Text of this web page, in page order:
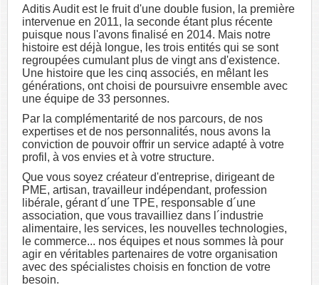
Aditis Audit est le fruit d'une double fusion, la première
intervenue en 2011, la seconde étant plus récente
puisque nous l'avons finalisé en 2014. Mais notre
histoire est déjà longue, les trois entités qui se sont
regroupées cumulant plus de vingt ans d'existence.
Une histoire que les cinq associés, en mêlant les
générations, ont choisi de poursuivre ensemble avec
une équipe de 33 personnes.
Par la complémentarité de nos parcours, de nos
expertises et de nos personnalités, nous avons la
conviction de pouvoir offrir un service adapté à votre
profil, à vos envies et à votre structure.
Que vous soyez créateur d'entreprise, dirigeant de
PME, artisan, travailleur indépendant, profession
libérale, gérant d´une TPE, responsable d´une
association, que vous travailliez dans l´industrie
alimentaire, les services, les nouvelles technologies,
le commerce... nos équipes et nous sommes là pour
agir en véritables partenaires de votre organisation
avec des spécialistes choisis en fonction de votre
besoin.